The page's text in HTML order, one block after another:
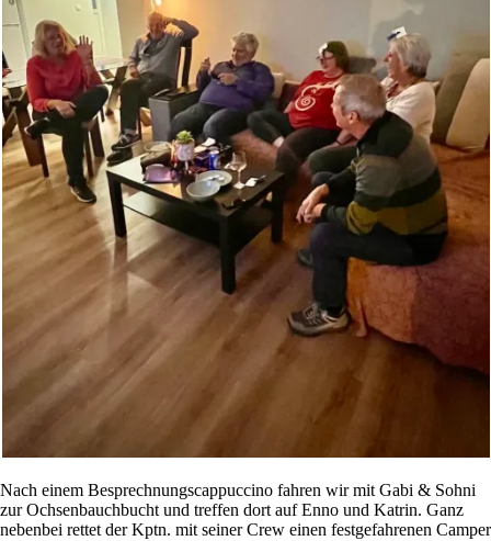
Nach einem Besprechnungscappuccino fahren wir mit Gabi & Sohni
zur Ochsenbauchbucht und treffen dort auf Enno und Katrin. Ganz
nebenbei rettet der Kptn. mit seiner Crew einen festgefahrenen Camper